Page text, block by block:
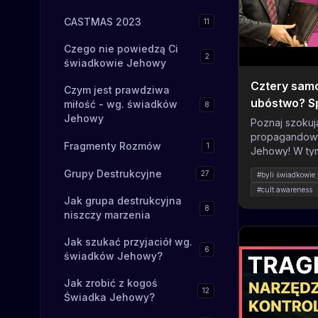
CASTMAS 2023 11
Czego nie powiedzą Ci
świadkowie Jehowy
2
Czym jest prawdziwa
miłość - wg. świadków
Jehowy
8
Fragmenty Rozmów 1
Grupy Destrukcyjne 27
Jak grupa destrukcyjna
niszczy marzenia
8
Jak szukać przyjaciół wg.
świadków Jehowy?
6
Jak zrobić z kogoś
Świadka Jehowy?
12
Cztery
ubóstwo?
filmach
Poznaj
Jehowy! W
o rodzinie
promować
ale zamiast
techniki
organizacja
jednocześnie
luksusowych
domem i
#byli świadkowie
#cult awareness
#manipulacja
#propaganda
#religious trauma